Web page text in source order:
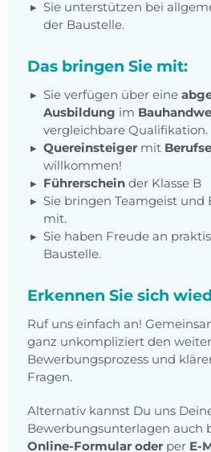
Sie unterstützen bei
der Baustelle.
Das bringen Sie mit:
Sie verfügen über eine
Ausbildung im
vergleichbare Qualifikation.
Quereinsteiger mit
willkommen!
Führerschein der Klasse B
Sie bringen Teamgeist und
mit.
Sie haben Freude an
Baustelle.
Erkennen Sie sich
Ruf uns einfach an!
ganz unkompliziert den
Bewerbungsprozess und
Fragen.
Alternativ kannst Du uns
Bewerbungsunterlagen auch
Online-Formular oder per E-